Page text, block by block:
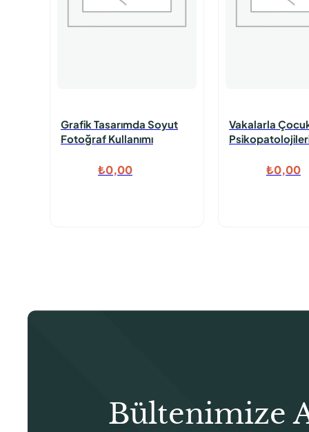
Grafik Tasarımda Soyut
Fotoğraf Kullanımı
₺0,00
Vakalarla
₺0,00
Bültenimize